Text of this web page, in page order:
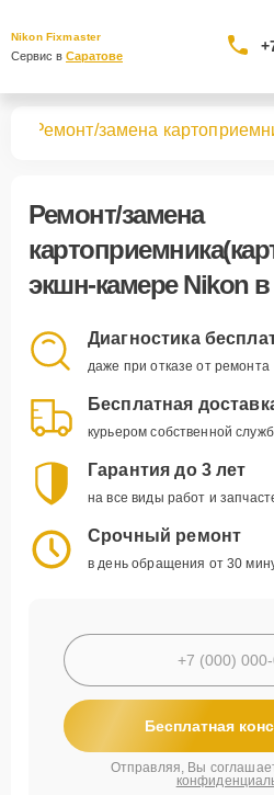
Nikon Fixmaster
Сервис в Саратове
Ремонт/замена
Ремонт/замена
экшн-камере Nikon
Диагностика
даже при отказе от ремонта
Бесплатная
курьером собственной
Гарантия до 3 лет
на все виды работ и
Срочный ремонт
в день обращения от 30
Бесплатная
Отправляя, Вы